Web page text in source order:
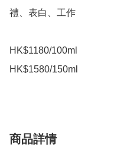
禮、表白、工作
HK$1180/100ml
HK$1580/150ml
商品詳情